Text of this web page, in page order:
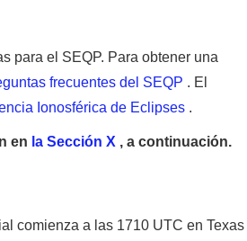
para el SEQP. Para obtener una
frecuentes del SEQP . El
Ionosférica de Eclipses .
en la Sección X , a continuación.
comienza a las 1710 UTC en Texas